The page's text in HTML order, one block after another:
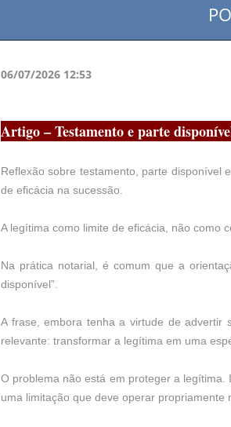
06/07/2026 12:53
Artigo – Testamento e parte
Reflexão sobre testamento, parte disponível
de eficácia na sucessão.
A legítima como limite de eficácia, não como
Na prática notarial, é comum que a
disponível”.
A frase, embora tenha a virtude de advertir
relevante: transformar a legítima em uma
O problema não está em proteger a legítima.
uma limitação que deve operar propriamente